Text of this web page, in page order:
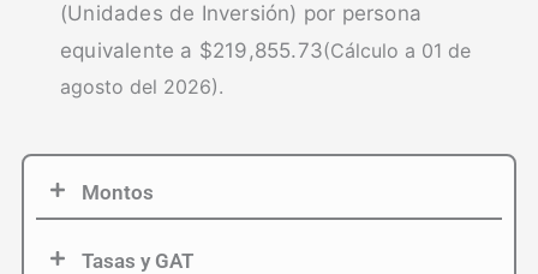
(Unidades de Inversión) por persona
equivalente a $219,855.73(Cálculo a 01 de
agosto del 2026).
Montos
Tasas y GAT